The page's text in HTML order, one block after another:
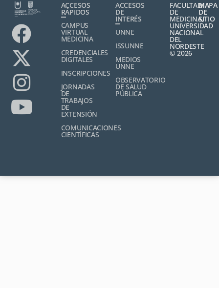
ACCESOS
RÁPIDOS
CAMPUS
VIRTUAL
MEDICINA
CREDENCIALES
DIGITALES
INSCRIPCIONES
JORNADAS
DE
TRABAJOS
DE
EXTENSIÓN
COMUNICACIONES
CIENTÍFICAS
ACCESOS
DE
INTERÉS
UNNE
ISSUNNE
MEDIOS
UNNE
OBSERVATORIO
DE SALUD
PÚBLICA
FACULTAD
DE
MEDICINA,
UNIVERSIDAD
NACIONAL
DEL
NORDESTE
© 2026
MAPA
DE
SITIO